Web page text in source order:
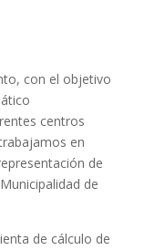
con el objetivo
centros
en
de
de
de cálculo de